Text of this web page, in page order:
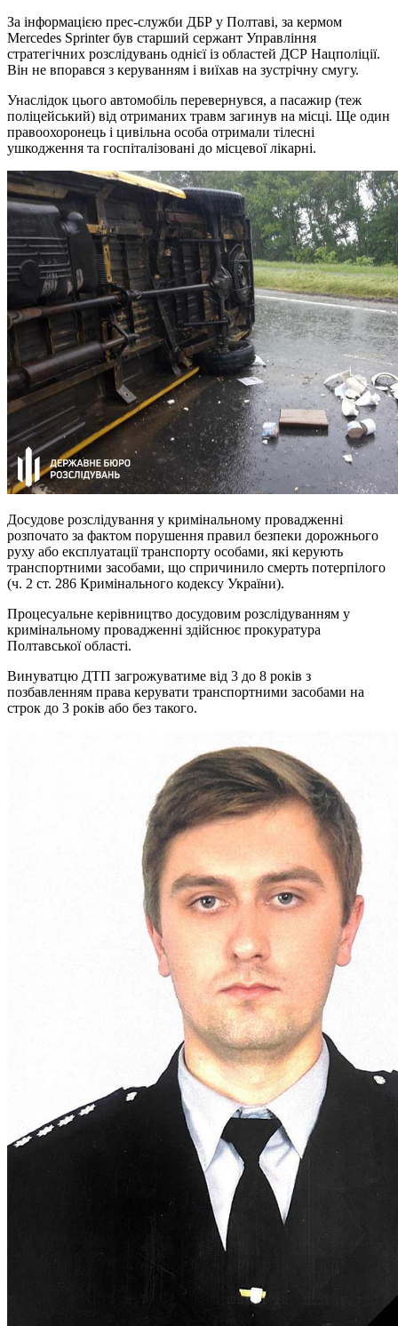
За інформацією прес-служби ДБР у Полтаві, за кермом
Mercedes Sprinter був старший сержант Управління
стратегічних розслідувань однієї із областей ДСР Нацполіції.
Він не впорався з керуванням і виїхав на зустрічну смугу.
Унаслідок цього автомобіль перевернувся, а пасажир (теж
поліцейський) від отриманих травм загинув на місці. Ще один
правоохоронець і цивільна особа отримали тілесні
ушкодження та госпіталізовані до місцевої лікарні.
Досудове розслідування у кримінальному провадженні
розпочато за фактом порушення правил безпеки дорожнього
руху або експлуатації транспорту особами, які керують
транспортними засобами, що спричинило смерть потерпілого
(ч. 2 ст. 286 Кримінального кодексу України).
Процесуальне керівництво досудовим розслідуванням у
кримінальному провадженні здійснює прокуратура
Полтавської області.
Винуватцю ДТП загрожуватиме від 3 до 8 років з
позбавленням права керувати транспортними засобами на
строк до 3 років або без такого.